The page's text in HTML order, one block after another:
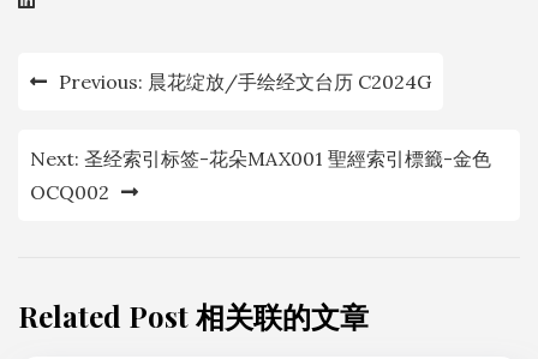
文
导
航
Previous: 晨花绽放/手绘经文台历 C2024G
Next: 圣经索引标签-花朵MAX001 聖經索引標籤-金色
OCQ002
Related Post 相关联的文章